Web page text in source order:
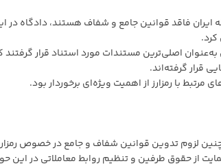
ایران فاقد قوانین جامع و شفاف هستند، دادگاه در
اصلی‌ترین مستندات مورد استناد قرار گرفتند
قرار گرفته‌اند.
لزوم تدوین قوانین شفاف و جامع در خصوص
از حقوق طرفین و تنظیم روابط معاملاتی در این